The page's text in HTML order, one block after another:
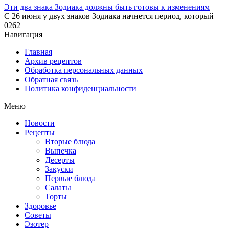
Эти два знака Зодиака должны быть готовы к изменениям
С 26 июня у двух знаков Зодиака начнется период, который
0262
Навигация
Главная
Архив рецептов
Обработка персональных данных
Обратная связь
Политика конфиденциальности
Меню
Новости
Рецепты
Вторые блюда
Выпечка
Десерты
Закуски
Первые блюда
Салаты
Торты
Здоровье
Советы
Эзотер